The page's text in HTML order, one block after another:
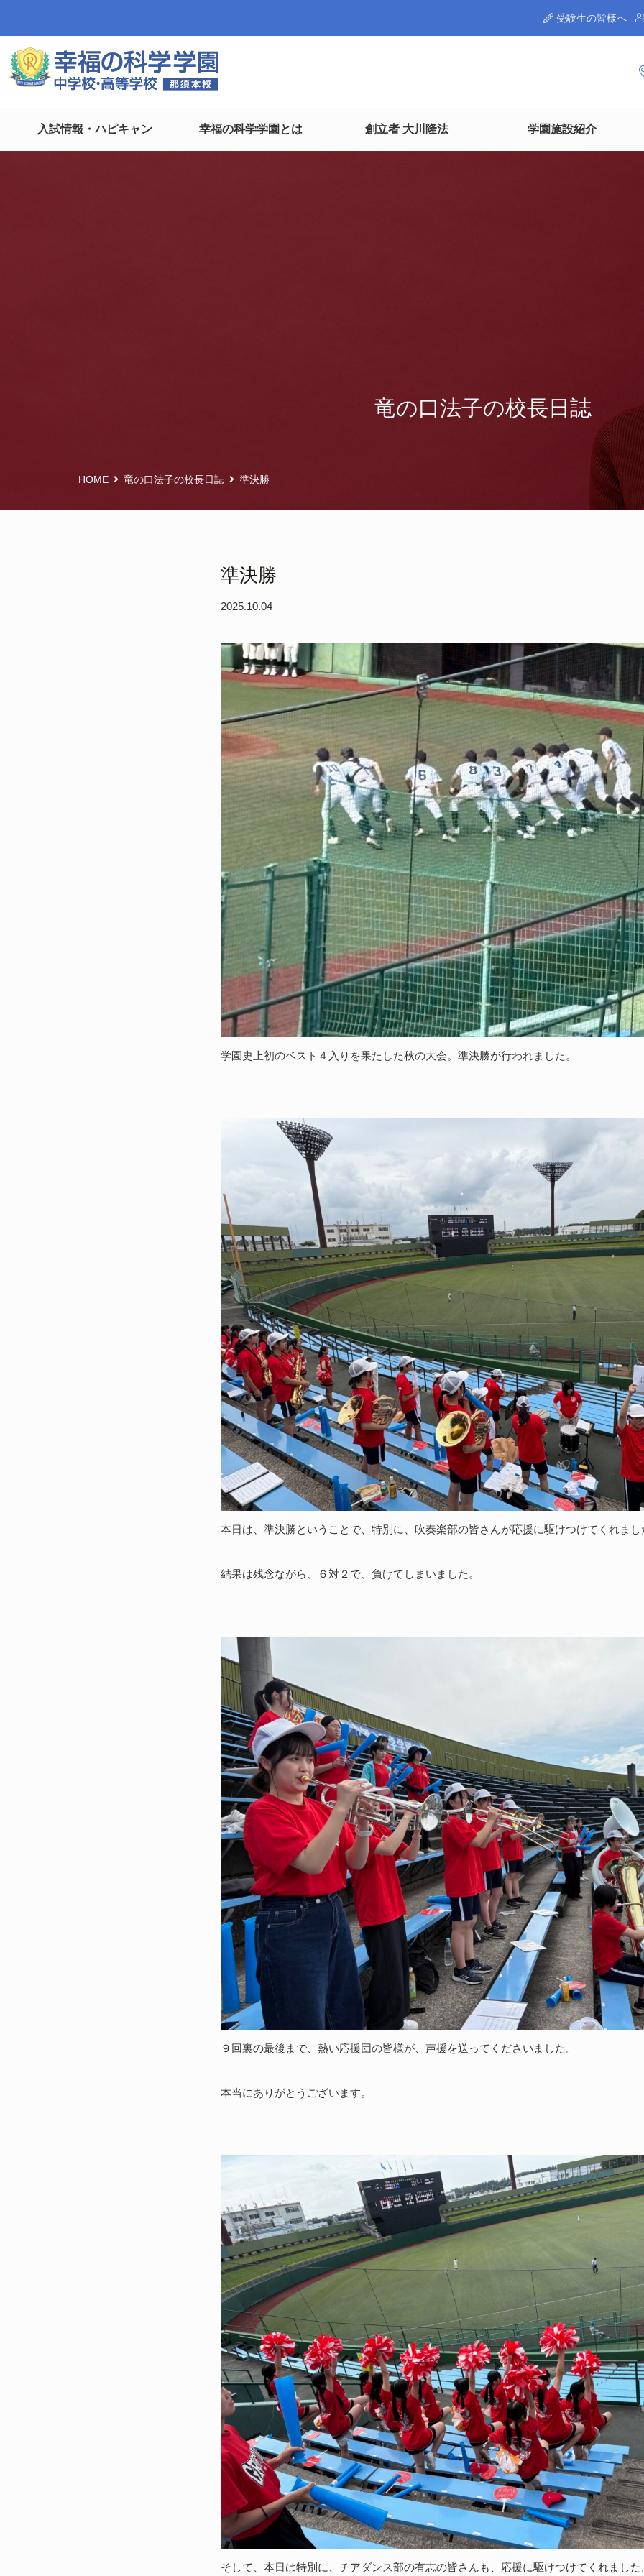
受験生の皆様へ
入試情報・ハピキャン 幸福の科学学園とは 創立者 大川隆法 学園施設紹介
竜の口法子の校長日誌
HOME 竜の口法子の校長日誌 準決勝
準決勝
2025.10.04
学園史上初のベスト４入りを果たした秋の大会。準決勝が行われました。
本日は、準決勝ということで、特別に、吹奏楽部の皆さんが応援に駆けつけてくれまし
結果は残念ながら、６対２で、負けてしまいました。
９回裏の最後まで、熱い応援団の皆様が、声援を送ってくださいました。
本当にありがとうございます。
そして、本日は特別に、チアダンス部の有志の皆さんも、応援に駆けつけてくれました